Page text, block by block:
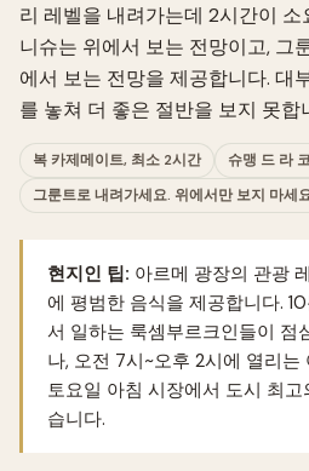
리 레벨을 내려가는데 2시간이 소
니슈는 위에서 보는 전망이고, 그
에서 보는 전망을 제공합니다. 대
를 놓쳐 더 좋은 절반을 보지 못합
복 카제메이트, 최소 2시간
슈맹 드 라
그룬트로 내려가세요. 위에서만 보지 마세
현지인 팁: 아르메 광장의 관광
에 평범한 음식을 제공합니다.
서 일하는 룩셈부르크인들이 점
나, 오전 7시~오후 2시에 열리는
토요일 아침 시장에서 도시 최고
습니다.